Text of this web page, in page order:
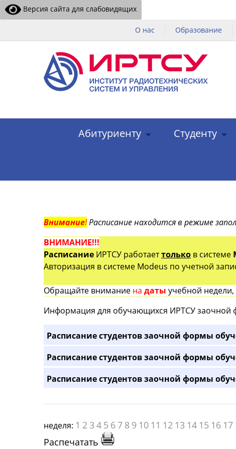
Версия сайта для слабовидящих
О нас Образование
Абитуриенту Студенту
Внимание!Расписание находится в режиме
ВНИМАНИЕ!!!
Расписание ИРТСУ работаеттолько в системе
Авторизация в системе Modeus по учетной
Обращайте внимание на даты учебной
Информация для обучающихся ИРТСУ заочной
Расписание студентов заочной формы
Расписание студентов заочной формы
Расписание студентов заочной формы
неделя: 1 2 3 4 5 6 7 8 9 10 11 12 13 14 15 16 17
Распечатать